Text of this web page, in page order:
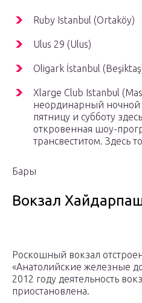
Ruby Istanbul (Ortaköy)
Ulus 29 (Ulus)
Oligark İstanbul
Xlarge Club Istanbul
неординарный ночной
пятницу и субботу
откровенная шоу-
трансвеститом. Здесь
Бары
Вокзал
Роскошный вокзал
«Анатолийские железные
2012 году деятельность
приостановлена.